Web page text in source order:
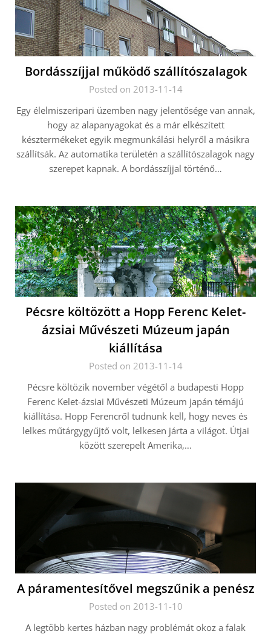
Bordásszíjjal működő szállítószalagok
Posted on 2013-11-14
Egy élelmiszeripari üzemben nagy jelentősége van annak,
hogy az alapanyagokat és a már elkészített
késztermékeket egyik megmunkálási helyről a másikra
szállítsák. Az automatika területén a szállítószalagok nagy
szerepet kapnak. A bordásszíjjal történő…
Pécsre költözött a Hopp Ferenc Kelet-
ázsiai Művészeti Múzeum japán
kiállítása
Posted on 2013-11-14
Pécsre költözik november végétől a budapesti Hopp
Ferenc Kelet-ázsiai Művészeti Múzeum japán témájú
kiállítása. Hopp Ferencről tudnunk kell, hogy neves és
lelkes műtárgygyűjtő volt, lelkesen járta a világot. Útjai
között szerepelt Amerika,…
A páramentesítővel megszűnik a penész
Posted on 2013-11-10
A legtöbb kertes házban nagy problémát okoz a falak